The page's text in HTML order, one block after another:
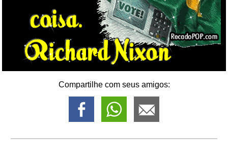
Compartilhe com seus amigos: